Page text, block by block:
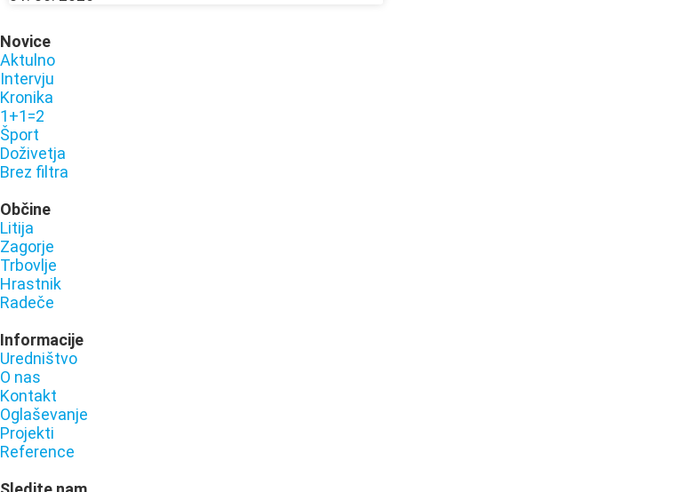
Novice
Aktulno
Intervju
Kronika
1+1=2
Šport
Doživetja
Brez filtra
Občine
Litija
Zagorje
Trbovlje
Hrastnik
Radeče
Informacije
Uredništvo
O nas
Kontakt
Oglaševanje
Projekti
Reference